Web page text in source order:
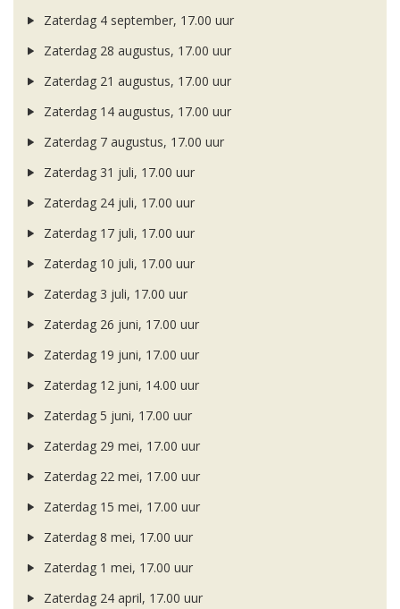
Zaterdag 4 september, 17.00 uur
Zaterdag 28 augustus, 17.00 uur
Zaterdag 21 augustus, 17.00 uur
Zaterdag 14 augustus, 17.00 uur
Zaterdag 7 augustus, 17.00 uur
Zaterdag 31 juli, 17.00 uur
Zaterdag 24 juli, 17.00 uur
Zaterdag 17 juli, 17.00 uur
Zaterdag 10 juli, 17.00 uur
Zaterdag 3 juli, 17.00 uur
Zaterdag 26 juni, 17.00 uur
Zaterdag 19 juni, 17.00 uur
Zaterdag 12 juni, 14.00 uur
Zaterdag 5 juni, 17.00 uur
Zaterdag 29 mei, 17.00 uur
Zaterdag 22 mei, 17.00 uur
Zaterdag 15 mei, 17.00 uur
Zaterdag 8 mei, 17.00 uur
Zaterdag 1 mei, 17.00 uur
Zaterdag 24 april, 17.00 uur